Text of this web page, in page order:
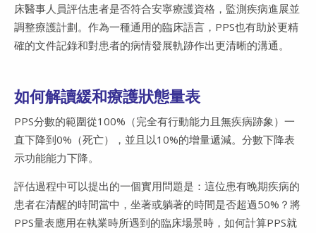
床醫事人員評估患者是否符合安寧療護資格，監測疾病進展並
調整療護計劃。作為一種通用的臨床語言，PPS也有助於更精
確的文件記錄和對患者的病情發展軌跡作出更清晰的溝通。
如何解讀緩和療護狀態量表
PPS分數的範圍從100%（完全有行動能力且無疾病跡象）一
直下降到0%（死亡），並且以10%的增量遞減。分數下降表
示功能能力下降。
評估過程中可以提出的一個實用問題是：這位患有晚期疾病的
患者在清醒的時間當中，坐著或躺著的時間是否超過50%？將
PPS量表應用在執業時所遇到的臨床場景時，如何計算PPS就